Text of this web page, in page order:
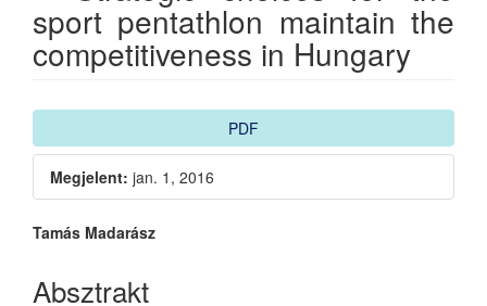
sport pentathlon maintain the
competitiveness in Hungary
Article
Sidebar
PDF
Megjelent: jan. 1, 2016
Main
Article
Tamás Madarász
Absztrakt